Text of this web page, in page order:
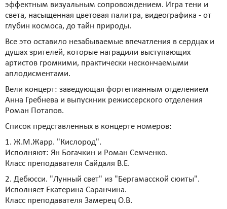
эффектным визуальным сопровождением. Игра тени и
света, насыщенная цветовая палитра, видеографика - от
глубин космоса, до тайн природы.
Все это оставило незабываемые впечатления в сердцах и
душах зрителей, которые наградили выступающих
артистов громкими, практически нескончаемыми
аплодисментами.
Вели концерт: заведующая фортепианным отделением
Анна Гребнева и выпускник режиссерского отделения
Роман Потапов.
Список представленных в концерте номеров:
1. Ж.М.Жарр. "Кислород".
Исполняют: Ян Богачкин и Роман Семченко.
Класс преподавателя Сайдаля В.Е.
2. Дебюсси. "Лунный свет" из "Бергамасской сюиты".
Исполняет Екатерина Саранчина.
Класс преподавателя Замерец О.В.